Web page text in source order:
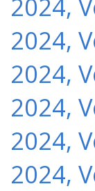
2024,
2024,
2024,
2024,
2024,